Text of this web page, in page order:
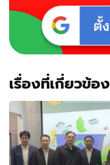
เรื่องที่เกี่ยวข้อง